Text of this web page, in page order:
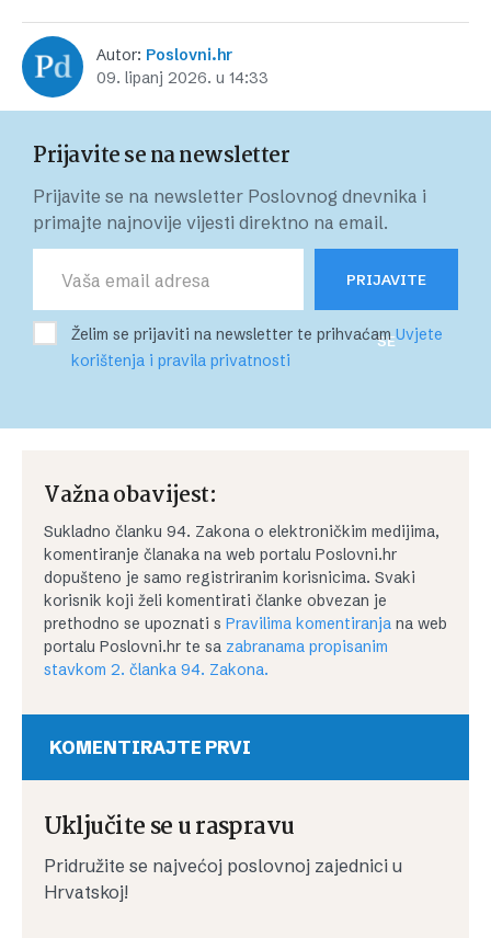
Autor: Poslovni.hr
09. lipanj 2026. u 14:33
Prijavite se na newsletter
Prijavite se na newsletter Poslovnog dnevnika i
primajte najnovije vijesti direktno na email.
PRIJAVITE
SE
Želim se prijaviti na newsletter te prihvaćamUvjete
korištenja i pravila privatnosti
Važna obavijest:
Sukladno članku 94. Zakona o elektroničkim medijima,
komentiranje članaka na web portalu Poslovni.hr
dopušteno je samo registriranim korisnicima. Svaki
korisnik koji želi komentirati članke obvezan je
prethodno se upoznati s Pravilima komentiranja na web
portalu Poslovni.hr te sa zabranama propisanim
stavkom 2. članka 94. Zakona.
KOMENTIRAJTE PRVI
Uključite se u raspravu
Pridružite se najvećoj poslovnoj zajednici u
Hrvatskoj!